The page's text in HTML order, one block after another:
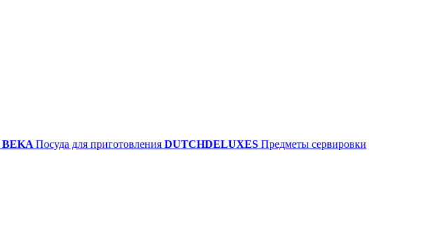
BEKA Посуда для приготовления DUTCHDELUXES Предметы сервировки